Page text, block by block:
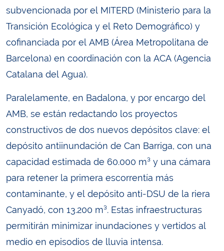
subvencionada por el MITERD (Ministerio para la
Transición Ecológica y el Reto Demográfico) y
cofinanciada por el AMB (Área Metropolitana de
Barcelona) en coordinación con la ACA (Agencia
Catalana del Agua).
Paralelamente, en Badalona, y por encargo del
AMB, se están redactando los proyectos
constructivos de dos nuevos depósitos clave: el
depósito antiinundación de Can Barriga, con una
capacidad estimada de 60.000 m³ y una cámara
para retener la primera escorrentía más
contaminante, y el depósito anti-DSU de la riera
Canyadó, con 13.200 m³. Estas infraestructuras
permitirán minimizar inundaciones y vertidos al
medio en episodios de lluvia intensa.